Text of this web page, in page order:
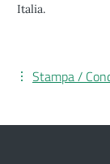
Italia.
Stampa /